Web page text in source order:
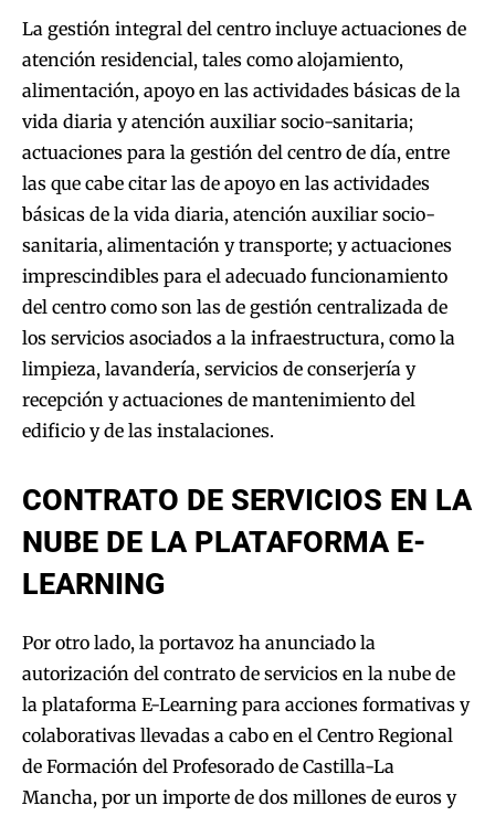
La gestión integral del centro incluye actuaciones de
atención residencial, tales como alojamiento,
alimentación, apoyo en las actividades básicas de la
vida diaria y atención auxiliar socio-sanitaria;
actuaciones para la gestión del centro de día, entre
las que cabe citar las de apoyo en las actividades
básicas de la vida diaria, atención auxiliar socio-
sanitaria, alimentación y transporte; y actuaciones
imprescindibles para el adecuado funcionamiento
del centro como son las de gestión centralizada de
los servicios asociados a la infraestructura, como la
limpieza, lavandería, servicios de conserjería y
recepción y actuaciones de mantenimiento del
edificio y de las instalaciones.
CONTRATO DE SERVICIOS EN LA
NUBE DE LA PLATAFORMA E-
LEARNING
Por otro lado, la portavoz ha anunciado la
autorización del contrato de servicios en la nube de
la plataforma E-Learning para acciones formativas y
colaborativas llevadas a cabo en el Centro Regional
de Formación del Profesorado de Castilla-La
Mancha, por un importe de dos millones de euros y